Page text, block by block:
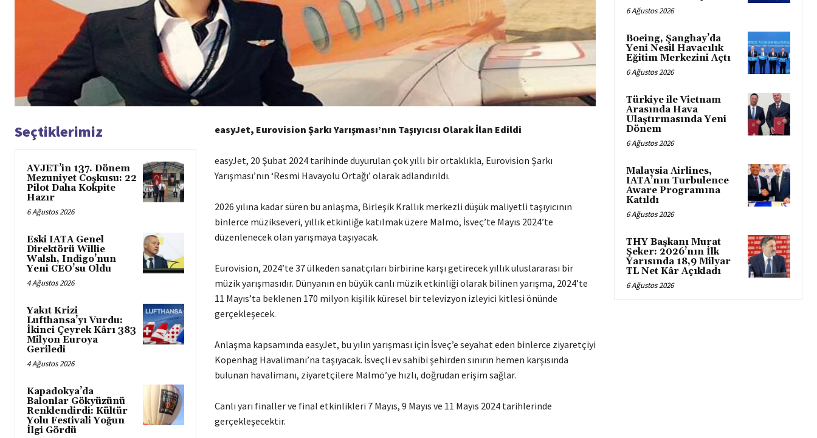
Seçtiklerimiz
AYJET’in 137. Dönem
Mezuniyet Coşkusu: 22
Pilot Daha Kokpite
Hazır
6 Ağustos 2026
Eski IATA Genel
Direktörü Willie
Walsh, Indigo’nun
Yeni CEO’su Oldu
4 Ağustos 2026
Yakıt Krizi
Lufthansa’yı Vurdu:
İkinci Çeyrek Kârı 383
Milyon Euroya
Geriledi
4 Ağustos 2026
Kapadokya’da
Balonlar Gökyüzünü
Renklendirdi: Kültür
Yolu Festivali Yoğun
İlgi Gördü
easyJet, Eurovision Şarkı Yarışması’nın Taşıyıcısı Olarak İlan Edildi
easyJet, 20 Şubat 2024 tarihinde duyurulan çok yıllı bir ortaklıkla, Eurovision Şarkı
Yarışması’nın ‘Resmi Havayolu Ortağı’ olarak adlandırıldı.
2026 yılına kadar süren bu anlaşma, Birleşik Krallık merkezli düşük maliyetli taşıyıcının
binlerce müzikseveri, yıllık etkinliğe katılmak üzere Malmö, İsveç’te Mayıs 2024’te
düzenlenecek olan yarışmaya taşıyacak.
Eurovision, 2024’te 37 ülkeden sanatçıları birbirine karşı getirecek yıllık uluslararası bir
müzik yarışmasıdır. Dünyanın en büyük canlı müzik etkinliği olarak bilinen yarışma, 2024’te
11 Mayıs’ta beklenen 170 milyon kişilik küresel bir televizyon izleyici kitlesi önünde
gerçekleşecek.
Anlaşma kapsamında easyJet, bu yılın yarışması için İsveç’e seyahat eden binlerce ziyaretçiyi
Kopenhag Havalimanı’na taşıyacak. İsveçli ev sahibi şehirden sınırın hemen karşısında
bulunan havalimanı, ziyaretçilere Malmö’ye hızlı, doğrudan erişim sağlar.
Canlı yarı finaller ve final etkinlikleri 7 Mayıs, 9 Mayıs ve 11 Mayıs 2024 tarihlerinde
gerçekleşecektir.
6 Ağustos 2026
Boeing, Şanghay’da
Yeni Nesil Havacılık
Eğitim Merkezini Açtı
6 Ağustos 2026
Türkiye ile Vietnam
Arasında Hava
Ulaştırmasında Yeni
Dönem
6 Ağustos 2026
Malaysia Airlines,
IATA’nın Turbulence
Aware Programına
Katıldı
6 Ağustos 2026
THY Başkanı Murat
Şeker: 2026’nın İlk
Yarısında 18,9 Milyar
TL Net Kâr Açıkladı
6 Ağustos 2026